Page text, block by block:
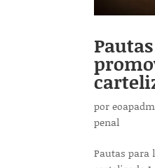
por
penal
Pautas